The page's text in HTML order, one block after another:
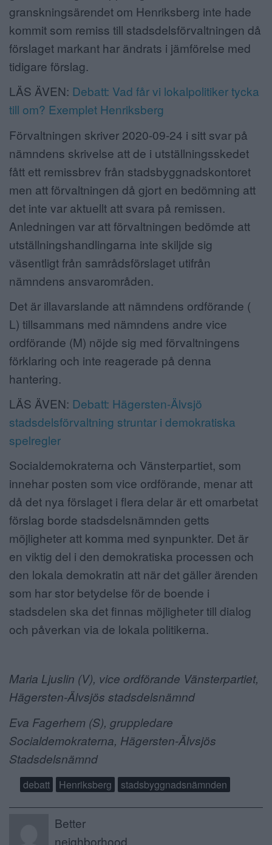
granskningsärendet om Henriksberg inte hade
kommit som remiss till stadsdelsförvaltningen då
förslaget markant har ändrats i jämförelse med
tidigare förslag.
LÄS ÄVEN: Debatt: Vad får vi lokalpolitiker tycka
till om? Exemplet Henriksberg
Förvaltningen skriver 2020-09-24 i sitt svar på
nämndens skrivelse att de i utställningsskedet
fått ett remissbrev från stadsbyggnadskontoret
men att förvaltningen då gjort en bedömning att
det inte var aktuellt att svara på remissen.
Anledningen var att förvaltningen bedömde att
utställningshandlingarna inte skiljde sig
väsentligt från samrådsförslaget utifrån
nämndens ansvarområden.
Det är illavarslande att nämndens ordförande (
L) tillsammans med nämndens andre vice
ordförande (M) nöjde sig med förvaltningens
förklaring och inte reagerade på denna
hantering.
LÄS ÄVEN: Debatt: Hägersten-Älvsjö
stadsdelsförvaltning struntar i demokratiska
spelregler
Socialdemokraterna och Vänsterpartiet, som
innehar posten som vice ordförande, menar att
då det nya förslaget i flera delar är ett omarbetat
förslag borde stadsdelsnämnden getts
möjligheter att komma med synpunkter. Det är
en viktig del i den demokratiska processen och
den lokala demokratin att när det gäller ärenden
som har stor betydelse för de boende i
stadsdelen ska det finnas möjligheter till dialog
och påverkan via de lokala politikerna.
Maria Ljuslin (V), vice ordförande Vänsterpartiet,
Hägersten-Älvsjös stadsdelsnämnd
Eva Fagerhem (S), gruppledare
Socialdemokraterna, Hägersten-Älvsjös
Stadsdelsnämnd
debatt Henriksberg stadsbyggnadsnämnden
Better
neighborhood